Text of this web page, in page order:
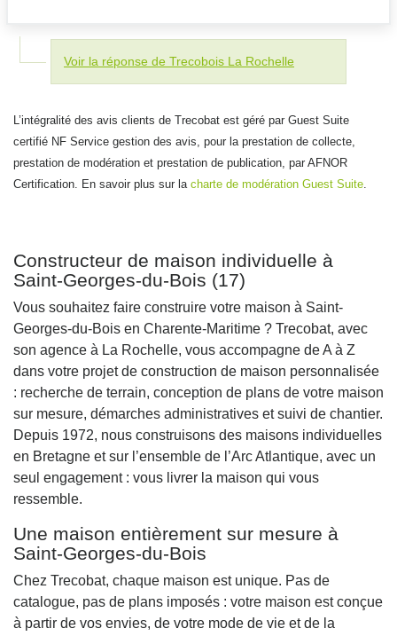
Voir la réponse de Trecobois La Rochelle
L’intégralité des avis clients de Trecobat est géré par Guest Suite
certifié NF Service gestion des avis, pour la prestation de collecte,
prestation de modération et prestation de publication, par AFNOR
Certification. En savoir plus sur la charte de modération Guest Suite.
Constructeur de maison individuelle à
Saint-Georges-du-Bois (17)
Vous souhaitez faire construire votre maison à Saint-
Georges-du-Bois en Charente-Maritime ? Trecobat, avec
son agence à La Rochelle, vous accompagne de A à Z
dans votre projet de construction de maison personnalisée
: recherche de terrain, conception de plans de votre maison
sur mesure, démarches administratives et suivi de chantier.
Depuis 1972, nous construisons des maisons individuelles
en Bretagne et sur l’ensemble de l’Arc Atlantique, avec un
seul engagement : vous livrer la maison qui vous
ressemble.
Une maison entièrement sur mesure à
Saint-Georges-du-Bois
Chez Trecobat, chaque maison est unique. Pas de
catalogue, pas de plans imposés : votre maison est conçue
à partir de vos envies, de votre mode de vie et de la